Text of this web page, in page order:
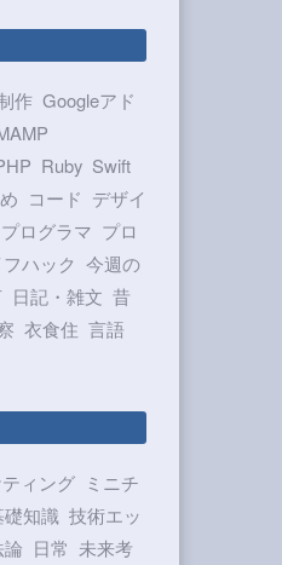
作 Googleアド
Ruby Swift
コード デザイ
プログラマ プロ
ハック 今週の
日記・雑文 昔
衣食住 言語
ィング ミニチ
礎知識 技術エッ
日常 未来考